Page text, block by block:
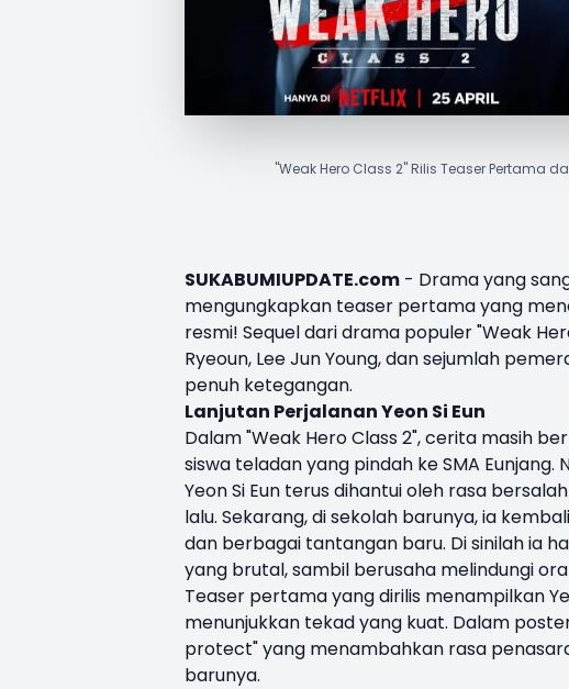
"Weak Hero Class 2" Rilis Teaser Pertama
SUKABUMIUPDATE.com - Drama yang
mengungkapkan teaser pertama yang
resmi! Sequel dari drama populer "Weak
Ryeoun, Lee Jun Young, dan sejumlah
penuh ketegangan.
Lanjutan Perjalanan Yeon Si Eun
Dalam "Weak Hero Class 2", cerita masih
siswa teladan yang pindah ke SMA
Yeon Si Eun terus dihantui oleh rasa
lalu. Sekarang, di sekolah barunya, ia
dan berbagai tantangan baru. Di sinilah ia
yang brutal, sambil berusaha melindungi
Teaser pertama yang dirilis menampilkan
menunjukkan tekad yang kuat. Dalam
protect" yang menambahkan rasa
barunya.